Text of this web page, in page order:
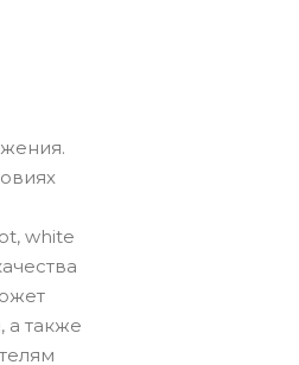
white
а также